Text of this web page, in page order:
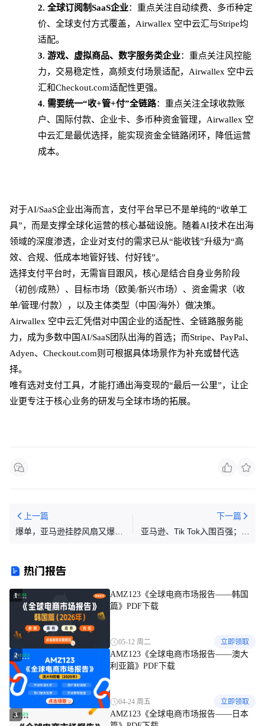
2. 全球订阅制SaaS企业：重点关注自动续费、多币种定
价、全球支付方式覆盖， Airwallex 空中云汇与Stripe均
适配。
3. 游戏、虚拟商品、数字服务类企业：重点关注风控能
力，交易稳定性，高频支付场景适配， Airwallex 空中云
汇和Checkout.com适配性更强。
4. 需要统一“收+管+付”全链路：重点关注全球收款账
户、国际付款、企业卡、多币种资金管理， Airwallex 空
中云汇是最优选择，能实现资金全链路闭环，降低运营
成本。
对于AI/SaaS企业出海而言，支付平台早已不是单纯的“收单工
具”，而是支撑全球化运营的核心基础设施。随着AI技术在出海
领域的深度渗透，企业对支付的需求已从“能收钱”升级为“高
效、合规、低成本地管好钱、付好钱”。
选择支付平台时，无需盲目跟风，核心是结合自身业务阶段
（初创 /成熟）、目标市场（欧美/新兴市场）、资金需求（收
单/管理/付款），以及主体类型（中国/海外）做决策。
Airwallex 空中云汇凭借对中国企业的适配性、全链路服务能
力，成为多数中国AI/SaaS团队出海的首选；而Stripe、PayPal、
Adyen、Checkout.com则可根据具体场景作为补充或替代选
择。
唯有选对支付工具，才能打通出海变现的“最后一公里”，让企
业更专注于核心业务的研发与全球市场的拓展。
上一篇
爆单，亚马逊挂脖风扇又爆火
下一篇
亚马逊、Tik Tok入围百强；东
热门报告
1
AMZ123《全球电商市场报告——韩国
篇》PDF下载
05-12 周二 立即领取
2
AMZ123《全球电商市场报告——澳大
利亚篇》PDF下载
04-24 周五 立即领取
3
AMZ123《全球电商市场报告——日本